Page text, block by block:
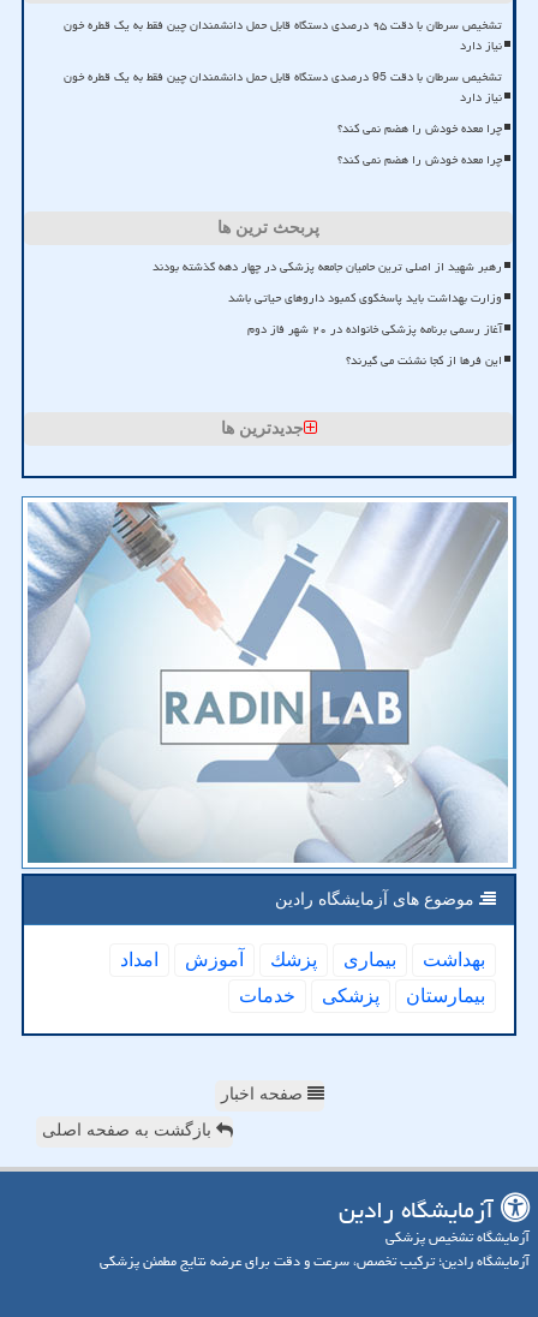
تشخیص سرطان با دقت ۹۵ درصدی دستگاه قابل حمل دانشمندان چین فقط به یک قطره خون
نیاز دارد
تشخیص سرطان با دقت 95 درصدی دستگاه قابل حمل دانشمندان چین فقط به یک قطره خون
نیاز دارد
چرا معده خودش را هضم نمی کند؟
چرا معده خودش را هضم نمی کند؟
پربحث ترین ها
رهبر شهید از اصلی ترین حامیان جامعه پزشکی در چهار دهه گذشته بودند
وزارت بهداشت باید پاسخگوی کمبود داروهای حیاتی باشد
آغاز رسمی برنامه پزشکی خانواده در ۲۰ شهر فاز دوم
این فرها از کجا نشئت می گیرند؟
جدیدترین ها
موضوع های آزمایشگاه رادین
بهداشت بیماری پزشك آموزش
امداد
بیمارستان
پزشكی خدمات
صفحه اخبار
بازگشت به صفحه اصلی
آزمایشگاه رادین
آزمایشگاه تشخیص پزشکی
آزمایشگاه رادین؛ ترکیب تخصص، سرعت و دقت برای عرضه نتایج مطمئن پزشکی